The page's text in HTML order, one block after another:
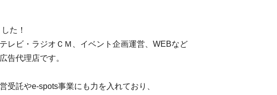
た！
レビ・ラジオＣＭ、イベント企画運営、WEBなど
告代理店です。
受託やe-spots事業にも力を入れており、